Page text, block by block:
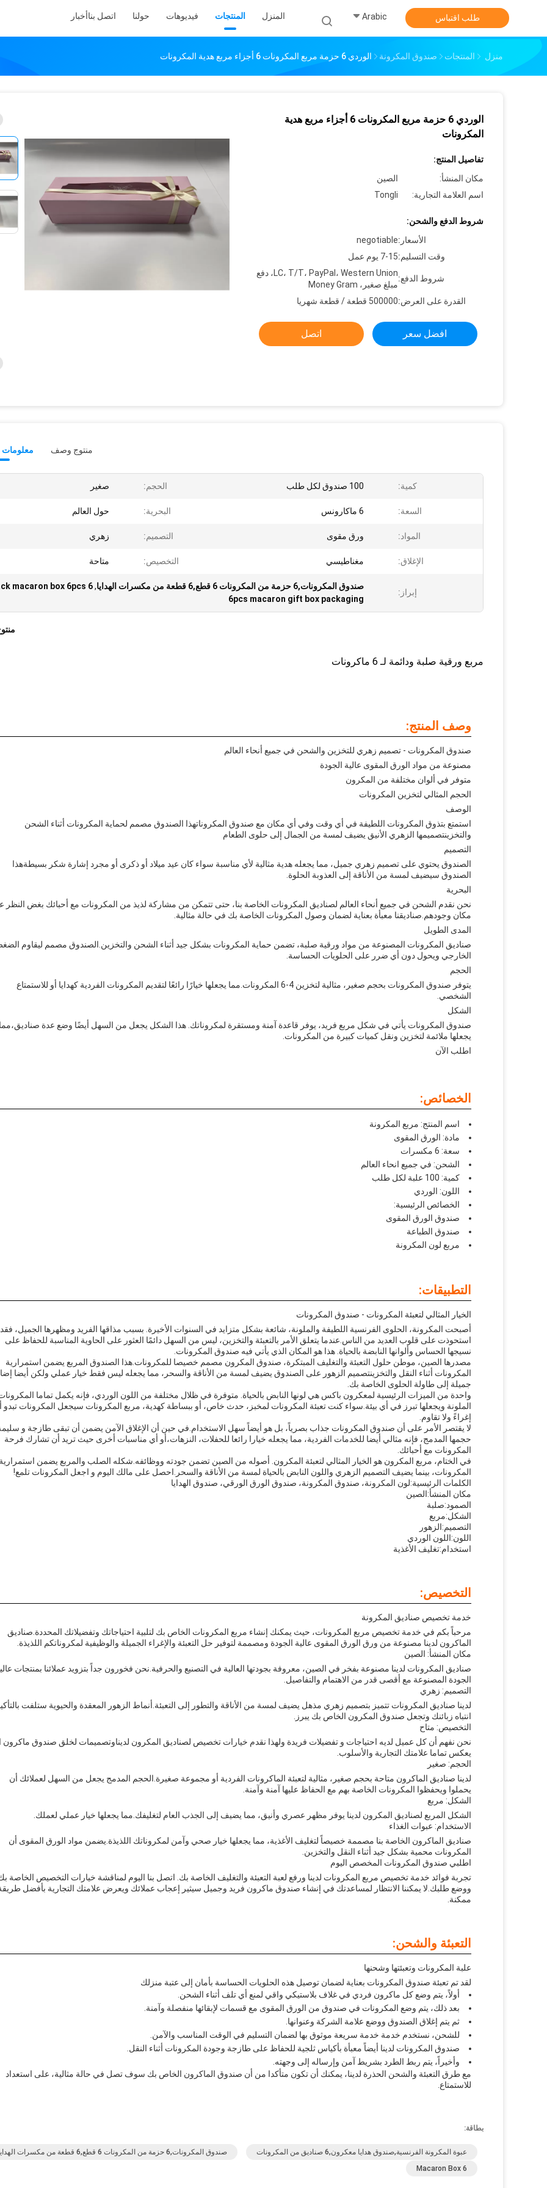
المنزل المنتجات فيديوهات حولنا اتصل بناأخبار Arabic طلب اقتباس
منزل المنتجات صندوق المكرونة الوردي 6 حزمة مربع المكرونات 6 أجزاء مربع هدية المكرونات
الوردي 6 حزمة مربع المكرونات 6 أجزاء مربع هدية
المكرونات
تفاصيل المنتج:
مكان المنشأ:
الصين
اسم العلامة التجارية:
Tongli
شروط الدفع والشحن:
الأسعار:negotiable
وقت التسليم:7-15 يوم عمل
شروط الدفع:
LC، T/T، PayPal، Western Union، دفع
مبلغ صغير، Money Gram
القدرة على العرض:500000 قطعة / قطعة شهريا
افضل سعر اتصل
معلومات منتوج وصف
كمية: 100 صندوق لكل طلب الحجم: صغير
السعة: 6 ماكارونس البحرية: حول العالم
المواد: ورق مقوى التصميم: زهري
الإغلاق: مغناطيسي التخصيص: متاحة
إبراز:
صندوق المكرونات,6 حزمة من المكرونات 6 قطع,6 قطعة من مكسرات الهدايا ,
6 pack macaron box 6pcs
6pcs macaron gift box packaging
مربع ورقية صلبة ودائمة لـ 6 ماكرونات
وصف المنتج:
صندوق المكرونات - تصميم زهري للتخزين والشحن في جميع أنحاء العالم
مصنوعة من مواد الورق المقوى عالية الجودة
متوفر في ألوان مختلفة من المكرون
الحجم المثالي لتخزين المكرونات
الوصف
استمتع بتذوق المكرونات اللطيفة في أي وقت وفي أي مكان مع صندوق المكروناتهذا الصندوق مصمم لحماية المكرونات أثناء الشحن
والتخزينتصميمها الزهري الأنيق يضيف لمسة من الجمال إلى حلوى الطعام
التصميم
الصندوق يحتوي على تصميم زهري جميل، مما يجعله هدية مثالية لأي مناسبة سواء كان عيد ميلاد أو ذكرى أو مجرد إشارة شكر بسيطةهذا
الصندوق سيضيف لمسة من الأناقة إلى العذوبة الحلوة.
البحرية
نحن نقدم الشحن في جميع أنحاء العالم لصناديق المكرونات الخاصة بنا، حتى تتمكن من مشاركة لذيذ من المكرونات مع أحبائك بغض النظر
مكان وجودهم.صناديقنا معبأة بعناية لضمان وصول المكرونات الخاصة بك في حالة مثالية.
المدى الطويل
صناديق المكرونات المصنوعة من مواد ورقية صلبة، تضمن حماية المكرونات بشكل جيد أثناء الشحن والتخزين.الصندوق مصمم ليقاوم
الخارجي ويحول دون أي ضرر على الحلويات الحساسة.
الحجم
يتوفر صندوق المكرونات بحجم صغير، مثالية لتخزين 4-6 المكرونات.مما يجعلها خيارًا رائعًا لتقديم المكرونات الفردية كهدايا أو للاستمتاع
الشخصي.
الشكل
صندوق المكرونات يأتي في شكل مربع فريد، يوفر قاعدة آمنة ومستقرة لمكروناتك. هذا الشكل يجعل من السهل أيضًا وضع عدة
يجعلها ملائمة لتخزين ونقل كميات كبيرة من المكرونات.
اطلب الآن
الخصائص:
اسم المنتج: مربع المكرونة
مادة: الورق المقوى
سعة: 6 مكسرات
الشحن: في جميع انحاء العالم
كمية: 100 علبة لكل طلب
اللون: الوردي
الخصائص الرئيسية:
صندوق الورق المقوى
صندوق الطباعة
مربع لون المكرونة
التطبيقات:
الخيار المثالي لتعبئة المكرونات - صندوق المكرونات
أصبحت المكرونة، الحلوى الفرنسية اللطيفة والملونة، شائعة بشكل متزايد في السنوات الأخيرة. بسبب مذاقها الفريد ومظهرها الجميل، فقد
استحوذت على قلوب العديد من الناس.عندما يتعلق الأمر بالتعبئة والتخزين، ليس من السهل دائمًا العثور على الحاوية المناسبة للحفاظ على
نسيجها الحساس وألوانها النابضة بالحياة. هذا هو المكان الذي يأتي فيه صندوق المكرونات.
مصدرها الصين، موطن حلول التعبئة والتغليف المبتكرة، صندوق المكرون مصمم خصيصا للمكرونات.هذا الصندوق المربع يضمن استمرارية
المكرونات أثناء النقل والتخزينتصميم الزهور على الصندوق يضيف لمسة من الأناقة والسحر، مما يجعله ليس فقط خيار عملي ولكن أيضا
جميلة إلى طاولة الحلوى الخاصة بك.
واحدة من الميزات الرئيسية لمعكرون باكس هي لونها النابض بالحياة. متوفرة في ظلال مختلفة من اللون الوردي، فإنه يكمل تماما
الملونة ويجعلها تبرز في أي بيئة.سواء كنت تعبئة المكرونات لمخبز، حدث خاص، أو ببساطة كهدية، مربع المكرونات سيجعل المكرونات تبدو
إغراءً ولا تقاوم.
لا يقتصر الأمر على أن صندوق المكرونات جذاب بصرياً، بل هو أيضاً سهل الاستخدام.في حين أن الإغلاق الآمن يضمن أن تبقى طازجة و
حجمها المدمج، فإنه مثالي أيضا للخدمات الفردية، مما يجعله خيارا رائعا للحفلات، النزهات،أو أي مناسبات أخرى حيث تريد أن تشارك فرحة
المكرونات مع أحبائك.
في الختام، مربع المكرون هو الخيار المثالي لتعبئة المكرون. أصوله من الصين تضمن جودته ووظائفه.شكله الصلب والمربع يضمن
المكرونات، بينما يضيف التصميم الزهري واللون النابض بالحياة لمسة من الأناقة والسحر.احصل على مالك اليوم و اجعل المكرونات تلمع!
الكلمات الرئيسية:لون المكرونة، صندوق المكرونة، صندوق الورق الورقي، صندوق الهدايا
مكان المنشأ:الصين
الصمود:صلبة
الشكل:مربع
التصميم:الزهور
اللون:اللون الوردي
استخدام:تغليف الأغذية
التخصيص:
خدمة تخصيص صناديق المكرونة
مرحباً بكم في خدمة تخصيص مربع المكرونات، حيث يمكنك إنشاء مربع المكرونات الخاص بك لتلبية احتياجاتك وتفضيلاتك المحددة.صناديق
الماكرون لدينا مصنوعة من ورق الورق المقوى عالية الجودة ومصممة لتوفير حل التعبئة والإغراء الجميلة والوظيفية لمكروناتكم اللذيذة.
مكان المنشأ: الصين
صناديق المكرونات لدينا مصنوعة بفخر في الصين، معروفة بجودتها العالية في التصنيع والحرفية.نحن فخورون جداً بتزويد عملائنا بمنتجات
الجودة المصنوعة مع أقصى قدر من الاهتمام والتفاصيل.
التصميم: زهري
لدينا صناديق المكرونات تتميز بتصميم زهري مذهل يضيف لمسة من الأناقة والتطور إلى التعبئة.أنماط الزهور المعقدة والحيوية ستلفت
انتباه زبائنك وتجعل صندوق المكرون الخاص بك يبرز.
التخصيص: متاح
نحن نفهم أن كل عميل لديه احتياجات و تفضيلات فريدة ولهذا نقدم خيارات تخصيص لصناديق المكرون لديناوتصميمات لخلق صندوق ماكرون
يعكس تماما علامتك التجارية والأسلوب.
الحجم: صغير
لدينا صناديق الماكرون متاحة بحجم صغير، مثالية لتعبئة الماكرونات الفردية أو مجموعة صغيرة.الحجم المدمج يجعل من السهل لعملائك أن
يحملوا ويحفظوا المكرونات الخاصة بهم مع الحفاظ عليها آمنة وآمنة.
الشكل: مربع
الشكل المربع لصناديق المكرون لدينا يوفر مظهر عصري وأنيق، مما يضيف إلى الجذب العام لتغليفك.مما يجعلها خيار عملي لعملك.
الاستخدام: عبوات الغذاء
صناديق الماكرون الخاصة بنا مصممة خصيصاً لتغليف الأغذية، مما يجعلها خيار صحي وآمن لمكروناتك اللذيذة.يضمن مواد الورق المقوى أن
المكرونات محمية بشكل جيد أثناء النقل والتخزين.
اطلبي صندوق المكرونات المخصص اليوم
تجربة فوائد خدمة تخصيص مربع المكرونات لدينا ورفع لعبة التعبئة والتغليف الخاصة بك. اتصل بنا اليوم لمناقشة خيارات التخصيص الخاصة
ووضع طلبك.لا يمكننا الانتظار لمساعدتك في إنشاء صندوق ماكرون فريد وجميل سيثير إعجاب عملائك ويعرض علامتك التجارية بأفضل
ممكنة.
التعبئة والشحن:
علبة المكرونات وتعبئتها وشحنها
لقد تم تعبئة صندوق المكرونات بعناية لضمان توصيل هذه الحلويات الحساسة بأمان إلى عتبة منزلك
أولاً، يتم وضع كل ماكرون فردي في غلاف بلاستيكي واقي لمنع أي تلف أثناء الشحن.
بعد ذلك، يتم وضع المكرونات في صندوق من الورق المقوى مع قسمات لإبقائها منفصلة وآمنة.
ثم يتم إغلاق الصندوق ووضع علامة الشركة وعنوانها.
للشحن، نستخدم خدمة خدمة سريعة موثوق بها لضمان التسليم في الوقت المناسب والآمن.
صندوق المكرونات لدينا أيضاً معبأة بأكياس ثلجية للحفاظ على طازجة وجودة المكرونات أثناء النقل.
وأخيراً، يتم ربط الطرد بشريط آمن وإرساله إلى وجهته.
مع طرق التعبئة والشحن الحذرة لدينا، يمكنك أن تكون متأكدا من أن صندوق الماكرون الخاص بك سوف تصل في حالة مثالية، على استعداد
للاستمتاع.
بطاقة:
عبوة المكرونة الفرنسية,صندوق هدايا معكرون,6 صناديق من المكرونات
صندوق المكرونات,6 حزمة من المكرونات 6 قطع,6 قطعة من مكسرات الهدايا
6 Macaron Box